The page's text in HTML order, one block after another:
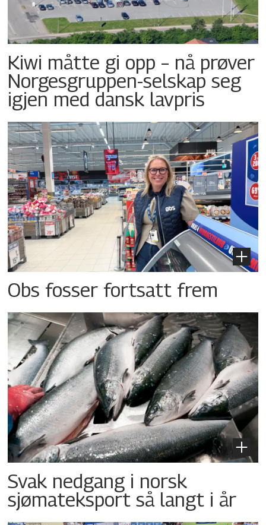
Kiwi måtte gi opp – nå prøver
Norgesgruppen-selskap seg
igjen med dansk lavpris
Obs fosser fortsatt frem
Svak nedgang i norsk
sjømateksport så langt i år